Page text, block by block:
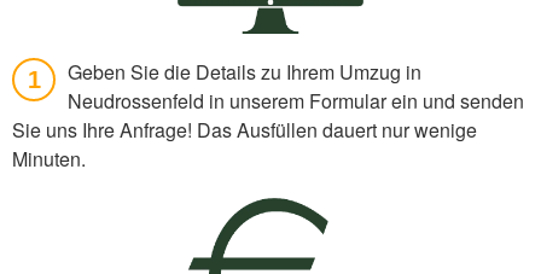
1
Geben Sie die Details zu Ihrem Umzug in
Neudrossenfeld in unserem Formular ein und senden
Sie uns Ihre Anfrage! Das Ausfüllen dauert nur wenige
Minuten.